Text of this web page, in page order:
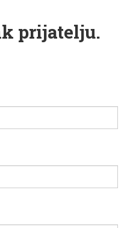
prijatelju.